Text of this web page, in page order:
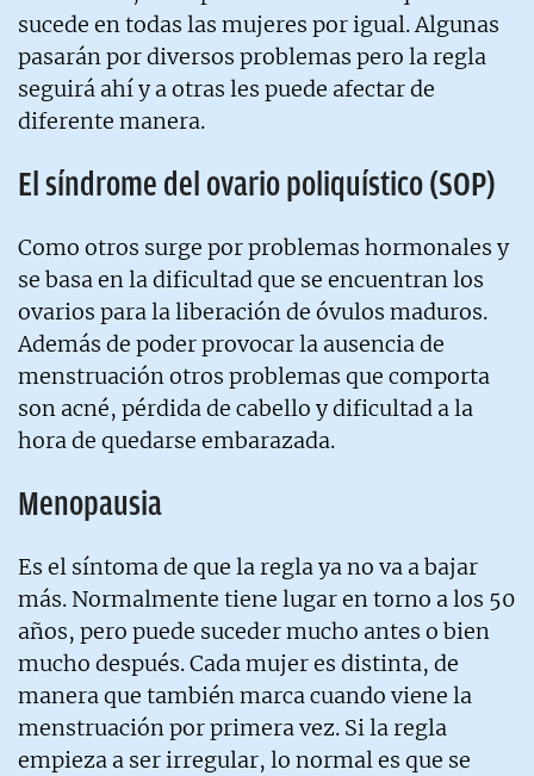
sucede en todas las mujeres por igual. Algunas
pasarán por diversos problemas pero la regla
seguirá ahí y a otras les puede afectar de
diferente manera.
El síndrome del ovario poliquístico (SOP)
Como otros surge por problemas hormonales y
se basa en la dificultad que se encuentran los
ovarios para la liberación de óvulos maduros.
Además de poder provocar la ausencia de
menstruación otros problemas que comporta
son acné, pérdida de cabello y dificultad a la
hora de quedarse embarazada.
Menopausia
Es el síntoma de que la regla ya no va a bajar
más. Normalmente tiene lugar en torno a los 50
años, pero puede suceder mucho antes o bien
mucho después. Cada mujer es distinta, de
manera que también marca cuando viene la
menstruación por primera vez. Si la regla
empieza a ser irregular, lo normal es que se